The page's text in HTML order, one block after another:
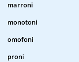
marroni
monotoni
omofoni
proni